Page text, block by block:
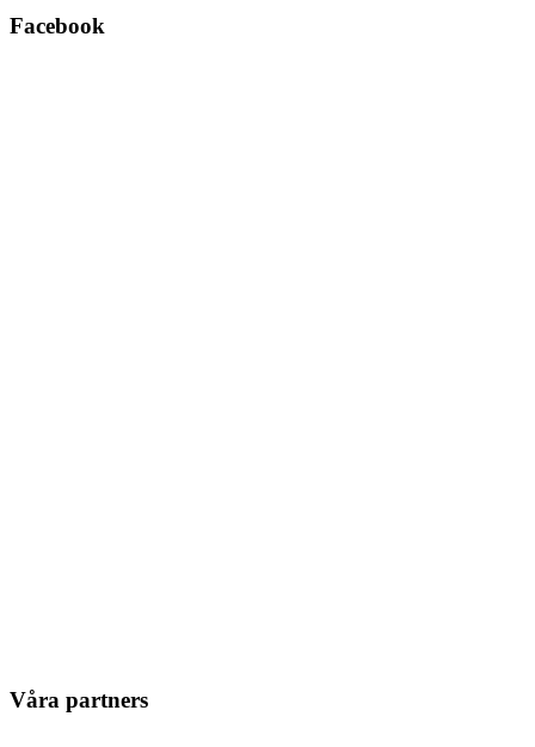
Facebook
Våra partners